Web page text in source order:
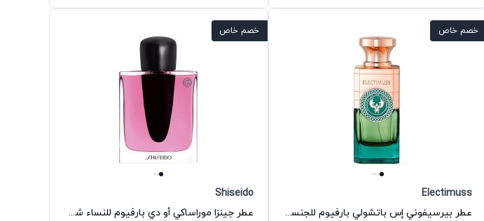
خصم خاص
Electimuss
عطر بيرسيفوني إس باتشولي بارفيوم للجنسين إلكتيموس
خصم خاص
Shiseido
عطر جينزا موراساكي أو دي بارفيوم للنساء شيسيدو